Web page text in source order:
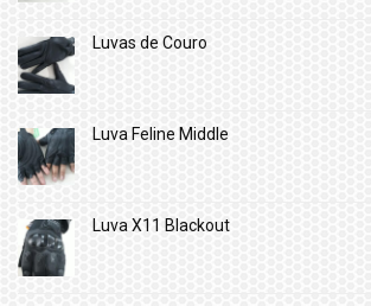
Luvas de Couro
Luva Feline Middle
Luva X11 Blackout